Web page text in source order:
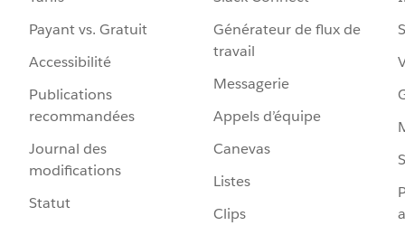
Payant vs. Gratuit
Accessibilité
Publications
recommandées
Journal des
modifications
Statut
Générateur de flux de
travail
Messagerie
Appels d’équipe
Canevas
Listes
Clips